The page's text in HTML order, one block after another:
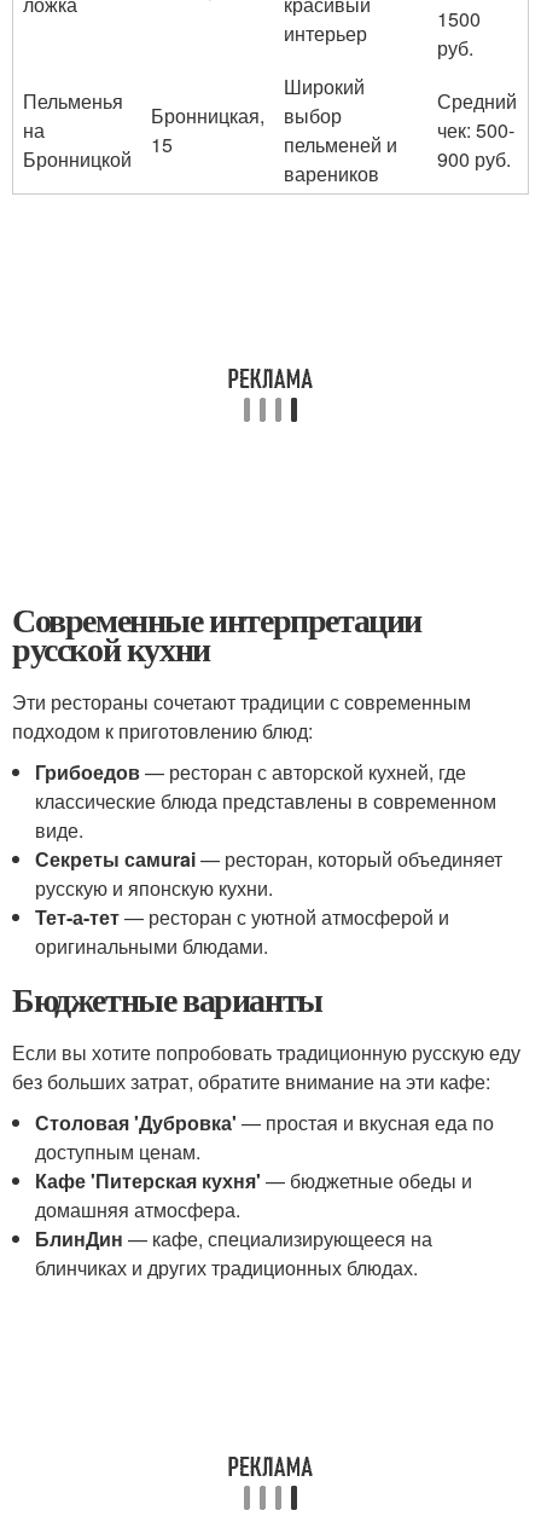
интерьер
1500
руб.
Пельменья
на
Бронницкой
Бронницкая,
15
Широкий
выбор
пельменей и
вареников
Средний
чек: 500-
900 руб.
Современные интерпретации
русской кухни
Эти рестораны сочетают традиции с современным
подходом к приготовлению блюд:
Грибоедов— ресторан с авторской кухней, где
классические блюда представлены в современном
виде.
Секреты самurai— ресторан, который объединяет
русскую и японскую кухни.
Тет-а-тет— ресторан с уютной атмосферой и
оригинальными блюдами.
Бюджетные варианты
Если вы хотите попробовать традиционную русскую еду
без больших затрат, обратите внимание на эти кафе:
Столовая 'Дубровка' — простая и вкусная еда по
доступным ценам.
Кафе 'Питерская кухня' — бюджетные обеды и
домашняя атмосфера.
БлинДин — кафе, специализирующееся на
блинчиках и других традиционных блюдах.